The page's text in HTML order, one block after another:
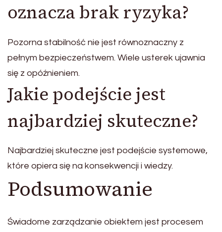
oznacza brak ryzyka?
Pozorna stabilność nie jest równoznaczny z
pełnym bezpieczeństwem. Wiele usterek ujawnia
się z opóźnieniem.
Jakie podejście jest
najbardziej skuteczne?
Najbardziej skuteczne jest podejście systemowe,
które opiera się na konsekwencji i wiedzy.
Podsumowanie
Świadome zarządzanie obiektem jest procesem